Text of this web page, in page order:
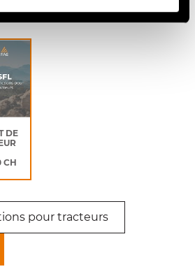
pour tracteurs
DE
CH
pour tracteurs